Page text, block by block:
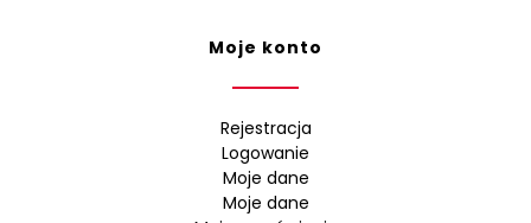
Moje konto
Rejestracja
Logowanie
Moje dane
Moje dane